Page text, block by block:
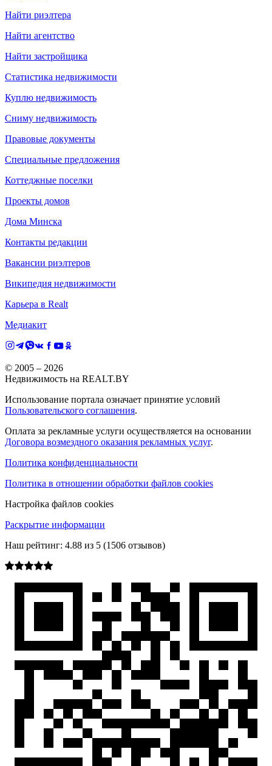
Найти риэлтера
Найти агентство
Найти застройщика
Статистика недвижимости
Куплю недвижимость
Сниму недвижимость
Правовые документы
Специальные предложения
Коттеджные поселки
Проекты домов
Дома Минска
Контакты редакции
Вакансии риэлтеров
Википедия недвижимости
Карьера в Realt
Медиакит
© 2005 – 2026
Недвижимость на REALT.BY
Использование портала означает принятие условий
Пользовательского соглашения.
Оплата за рекламные услуги осуществляется на основании
Договора возмездного оказания рекламных услуг.
Политика конфиденциальности
Политика в отношении обработки файлов cookies
Настройка файлов cookies
Раскрытие информации
Наш рейтинг: 4.88 из 5 (1506 отзывов)